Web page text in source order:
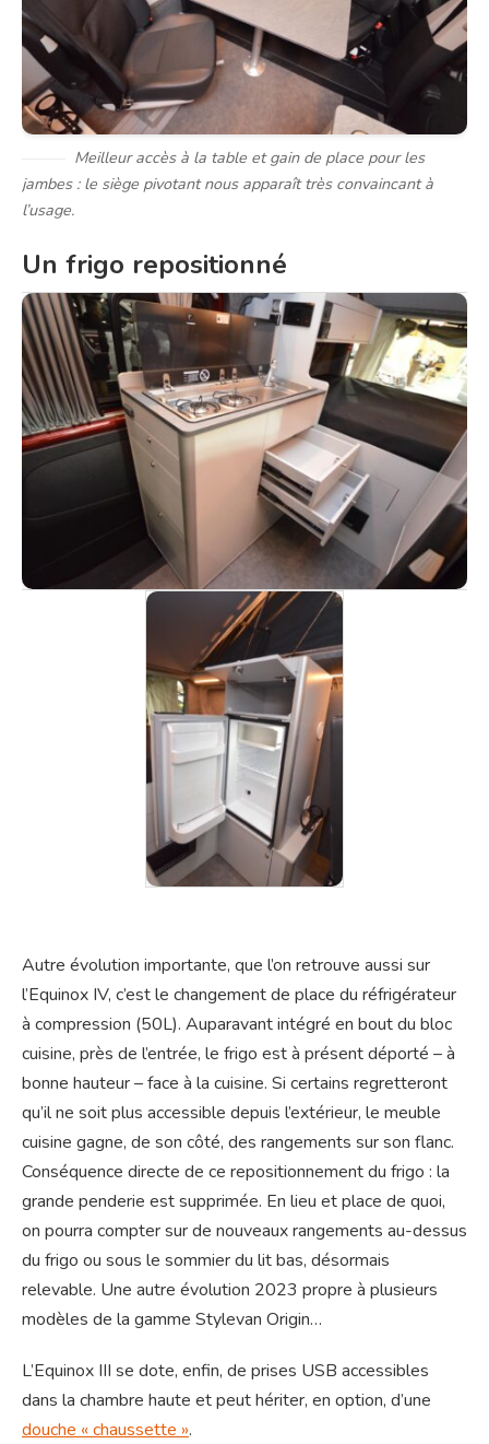
Meilleur accès à la table et gain de place pour les
jambes : le siège pivotant nous apparaît très convaincant à
l’usage.
Un frigo repositionné
Autre évolution importante, que l’on retrouve aussi sur
l’Equinox IV, c’est le changement de place du réfrigérateur
à compression (50L). Auparavant intégré en bout du bloc
cuisine, près de l’entrée, le frigo est à présent déporté – à
bonne hauteur – face à la cuisine. Si certains regretteront
qu’il ne soit plus accessible depuis l’extérieur, le meuble
cuisine gagne, de son côté, des rangements sur son flanc.
Conséquence directe de ce repositionnement du frigo : la
grande penderie est supprimée. En lieu et place de quoi,
on pourra compter sur de nouveaux rangements au-dessus
du frigo ou sous le sommier du lit bas, désormais
relevable. Une autre évolution 2023 propre à plusieurs
modèles de la gamme Stylevan Origin…
L’Equinox III se dote, enfin, de prises USB accessibles
dans la chambre haute et peut hériter, en option, d’une
douche « chaussette ».